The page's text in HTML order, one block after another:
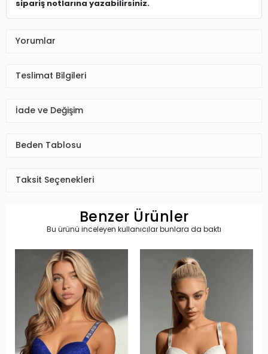
sipariş notlarına yazabilirsiniz.
Yorumlar
Teslimat Bilgileri
İade ve Değişim
Beden Tablosu
Taksit Seçenekleri
Benzer Ürünler
Bu ürünü inceleyen kullanıcılar bunlara da baktı